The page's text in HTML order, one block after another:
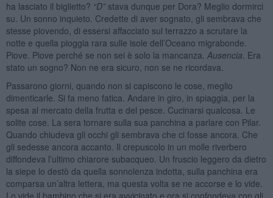
ha lasciato il biglietto? “D”stava dunque per Dora? Meglio dormirci
su. Un sonno inquieto. Credette di aver sognato, gli sembrava che
stesse piovendo, di essersi affacciato sul terrazzo a scrutare la
notte e quella pioggia rara sulle isole dell’Oceano migrabonde.
Piove. Piove perché se non sei è solo la mancanza. Ausencia . Era
stato un sogno? Non ne era sicuro, non se ne ricordava.
Passarono giorni, quando non si capiscono le cose, meglio
dimenticarle. Si fa meno fatica. Andare in giro, in spiaggia, per la
spesa al mercato della frutta e del pesce. Cucinarsi qualcosa. Le
solite cose. La sera tornare sulla sua panchina a parlare con Pilar.
Quando chiudeva gli occhi gli sembrava che ci fosse ancora. Che
gli sedesse ancora accanto. Il crepuscolo in un molle riverbero
diffondeva l’ultimo chiarore subacqueo. Un fruscio leggero da dietro
la siepe lo destò da quella sonnolenza indotta, sulla panchina era
comparsa un’altra lettera, ma questa volta se ne accorse e lo vide.
Lo vide il bambino che si era avvicinato e ora si confondeva con gli